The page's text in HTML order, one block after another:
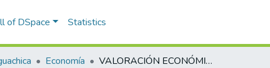
of DSpace Statistics
Economía VALORACIÓN ECONÓMICA DEL BOSQUE POTOSÍ EN AGUACHICA CESAR, MEDIANTE EL MÉTODO DE COSTOS DE SALUD